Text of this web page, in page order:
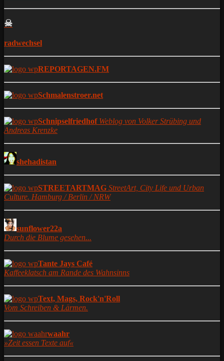
☠
radwechsel
REPORTAGEN.FM
Schmalenstroer.net
Schnipselfriedhof Weblog von Volker Strübing und
Andreas Krenzke
shehadistan
STREETARTMAG StreetArt, City Life und Urban
Culture. Hamburg / Berlin / NRW
sunflower22a
Durch die Blume gesehen...
Tante Jays Café
Kaffeeklatsch am Rande des Wahnsinns
Text, Mags, Rock'n'Roll
Vom Schreiben & Lärmen.
waahr
»Zeit essen Texte auf«